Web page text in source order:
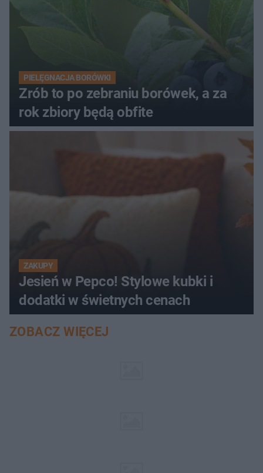
PIELĘGNACJA BORÓWKI
Zrób to po zebraniu borówek, a za
rok zbiory będą obfite
ZAKUPY
Jesień w Pepco! Stylowe kubki i
dodatki w świetnych cenach
ZOBACZ WIĘCEJ